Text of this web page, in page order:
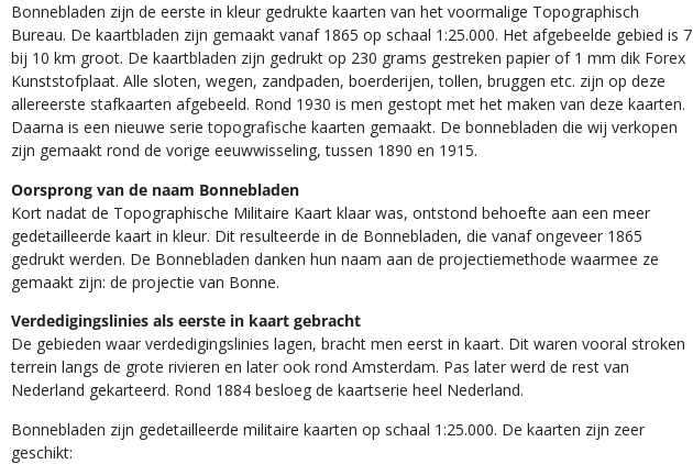
Bonnebladen zijn de eerste in kleur gedrukte kaarten van het voormalige Topographisch
Bureau. De kaartbladen zijn gemaakt vanaf 1865 op schaal 1:25.000. Het afgebeelde gebied is 7
bij 10 km groot. De kaartbladen zijn gedrukt op 230 grams gestreken papier of 1 mm dik Forex
Kunststofplaat. Alle sloten, wegen, zandpaden, boerderijen, tollen, bruggen etc. zijn op deze
allereerste stafkaarten afgebeeld. Rond 1930 is men gestopt met het maken van deze kaarten.
Daarna is een nieuwe serie topografische kaarten gemaakt. De bonnebladen die wij verkopen
zijn gemaakt rond de vorige eeuwwisseling, tussen 1890 en 1915.
Oorsprong van de naam Bonnebladen
Kort nadat de Topographische Militaire Kaart klaar was, ontstond behoefte aan een meer
gedetailleerde kaart in kleur. Dit resulteerde in de Bonnebladen, die vanaf ongeveer 1865
gedrukt werden. De Bonnebladen danken hun naam aan de projectiemethode waarmee ze
gemaakt zijn: de projectie van Bonne.
Verdedigingslinies als eerste in kaart gebracht
De gebieden waar verdedigingslinies lagen, bracht men eerst in kaart. Dit waren vooral stroken
terrein langs de grote rivieren en later ook rond Amsterdam. Pas later werd de rest van
Nederland gekarteerd. Rond 1884 besloeg de kaartserie heel Nederland.
Bonnebladen zijn gedetailleerde militaire kaarten op schaal 1:25.000. De kaarten zijn zeer
geschikt:​